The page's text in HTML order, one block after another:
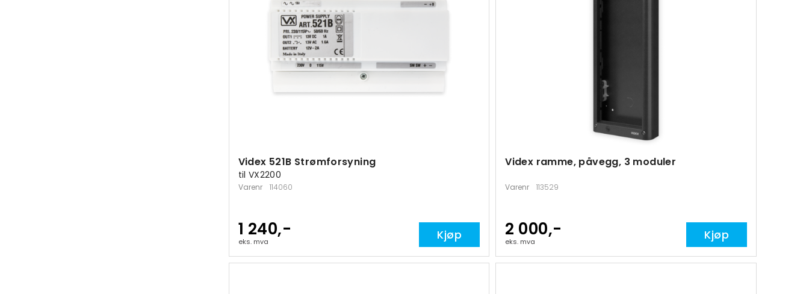
Videx 521B Strømforsyning
til VX2200
Varenr 114060
1 240,-
eks. mva Kjøp
Videx ramme, påvegg, 3 moduler
Varenr 113529
2 000,-
eks. mva Kjøp